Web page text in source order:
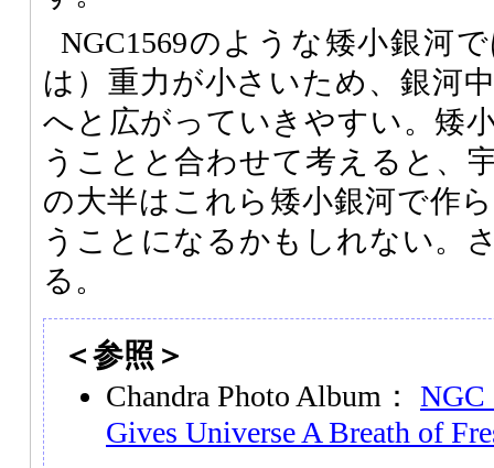
NGC1569のような矮小銀河
は）重力が小さいため、銀河
へと広がっていきやすい。矮
うことと合わせて考えると、
の大半はこれら矮小銀河で作
うことになるかもしれない。
る。
＜参照＞
Chandra Photo Album： NGC
Gives Universe A Breath of